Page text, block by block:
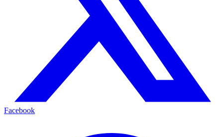
Facebook